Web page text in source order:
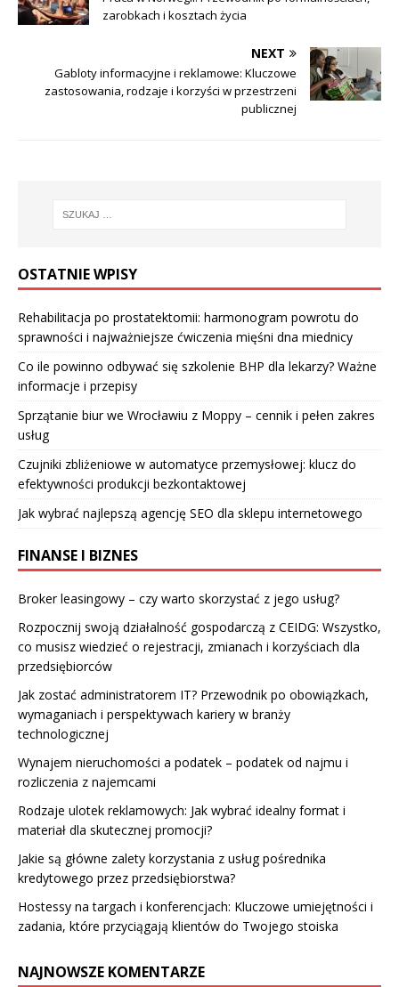
zarobkach i kosztach życia
NEXT
Gabloty informacyjne i reklamowe: Kluczowe
zastosowania, rodzaje i korzyści w przestrzeni
publicznej
OSTATNIE WPISY
Rehabilitacja po prostatektomii: harmonogram powrotu do
sprawności i najważniejsze ćwiczenia mięśni dna miednicy
Co ile powinno odbywać się szkolenie BHP dla lekarzy? Ważne
informacje i przepisy
Sprzątanie biur we Wrocławiu z Moppy – cennik i pełen zakres
usług
Czujniki zbliżeniowe w automatyce przemysłowej: klucz do
efektywności produkcji bezkontaktowej
Jak wybrać najlepszą agencję SEO dla sklepu internetowego
FINANSE I BIZNES
Broker leasingowy – czy warto skorzystać z jego usług?
Rozpocznij swoją działalność gospodarczą z CEIDG: Wszystko,
co musisz wiedzieć o rejestracji, zmianach i korzyściach dla
przedsiębiorców
Jak zostać administratorem IT? Przewodnik po obowiązkach,
wymaganiach i perspektywach kariery w branży
technologicznej
Wynajem nieruchomości a podatek – podatek od najmu i
rozliczenia z najemcami
Rodzaje ulotek reklamowych: Jak wybrać idealny format i
materiał dla skutecznej promocji?
Jakie są główne zalety korzystania z usług pośrednika
kredytowego przez przedsiębiorstwa?
Hostessy na targach i konferencjach: Kluczowe umiejętności i
zadania, które przyciągają klientów do Twojego stoiska
NAJNOWSZE KOMENTARZE